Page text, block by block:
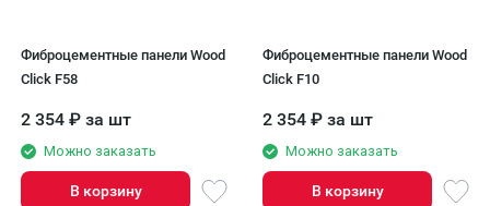
Фиброцементные панели Wood
Click F58
2 354 ₽ за шт
Можно заказать
В корзину
Фиброцементные панели Wood
Click F10
2 354 ₽ за шт
Можно заказать
В корзину